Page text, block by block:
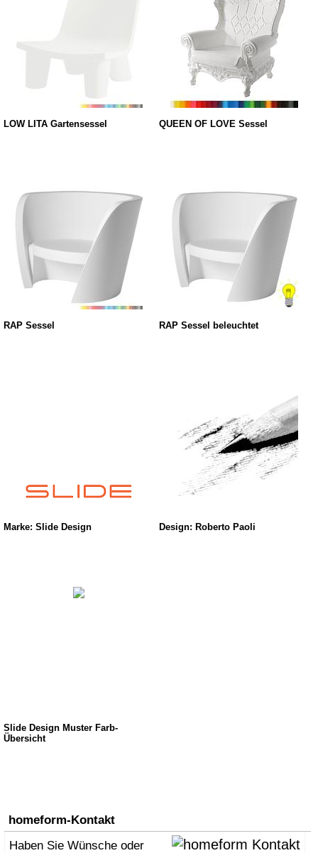
LOW LITA Gartensessel QUEEN OF LOVE Sessel
RAP Sessel RAP Sessel beleuchtet
Marke: Slide Design Design: Roberto Paoli
Slide Design Muster Farb-
Übersicht
homeform-Kontakt
Haben Sie Wünsche oder